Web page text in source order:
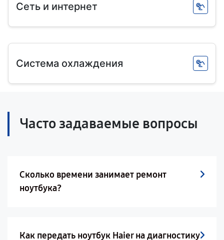
Сеть и интернет
Система охлаждения
Часто задаваемые вопросы
Сколько времени занимает ремонт
ноутбука?
Как передать ноутбук Haier на диагностику